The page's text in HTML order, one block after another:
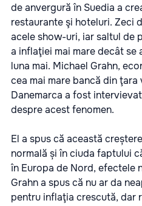
de anvergură în Suedia a
restaurante şi hoteluri. Zeci
acele show-uri, iar saltul de
a inflaţiei mai mare decât se
luna mai. Michael Grahn,
cea mai mare bancă din ţara
Danemarca a fost
despre acest fenomen.
El a spus că această
normală și în ciuda faptului
în Europa de Nord, efectele
Grahn a spus că nu ar da
pentru inflaţia crescută, dar